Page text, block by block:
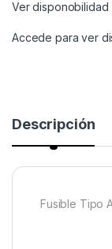
Ver disponobilidad
Accede para ver
Descripción
Fusible Tipo